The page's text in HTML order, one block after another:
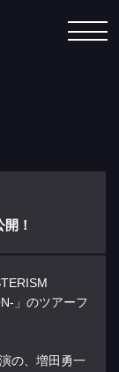
！
」のツアーフ
の、増田勇一